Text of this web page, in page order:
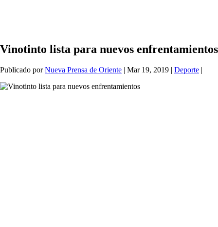
Vinotinto lista para nuevos enfrentamientos
Publicado porNueva Prensa de Oriente | Mar 19, 2019 | Deporte |